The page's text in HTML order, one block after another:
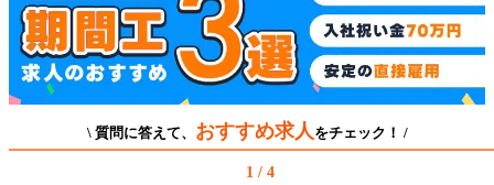
\ 質問に答えて、 おすすめ求人 をチェック！ /
1 / 4